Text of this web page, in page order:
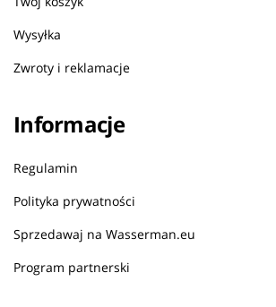
Wysyłka
Zwroty i reklamacje
Informacje
Regulamin
Polityka prywatności
Sprzedawaj na Wasserman.eu
Program partnerski